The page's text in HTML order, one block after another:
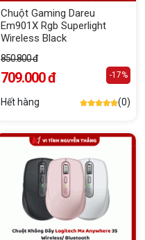
Chuột Gaming Dareu
Em901X Rgb Superlight
Wireless Black
850.800 đ
709.000 đ -17%
Hết hàng (0)